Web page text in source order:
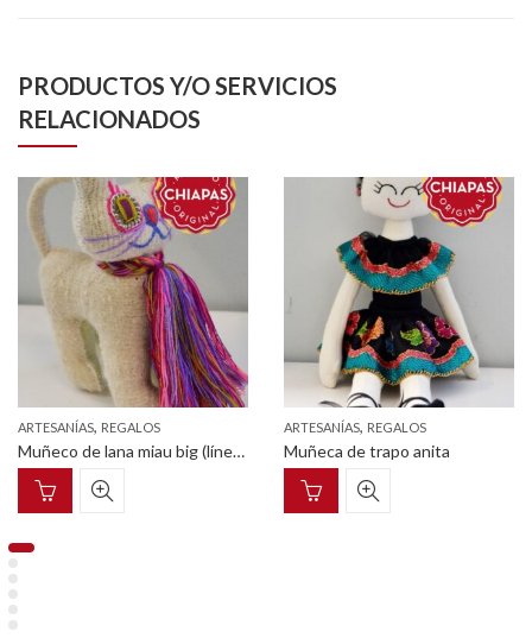
PRODUCTOS Y/O SERVICIOS
RELACIONADOS
ARTESANÍAS, REGALOS
Muñeco de lana miau big (línea lanuditoz)
ARTESANÍAS, REGALOS
Muñeca de trapo anita